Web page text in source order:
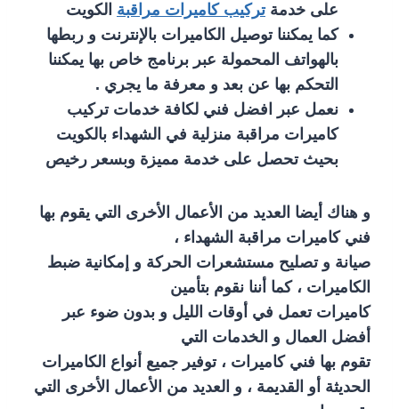
على خدمةتركيب كاميرات مراقبة الكويت
كما يمكننا توصيل الكاميرات بالإنترنت و ربطها
بالهواتف المحمولة عبر برنامج خاص بها يمكننا
التحكم بها عن بعد و معرفة ما يجري .
نعمل عبر افضل فني لكافة خدمات تركيب
كاميرات مراقبة منزلية في الشهداء بالكويت
بحيث تحصل على خدمة مميزة وبسعر رخيص
و هناك أيضا العديد من الأعمال الأخرى التي يقوم بها
فني كاميرات مراقبة الشهداء ،
صيانة و تصليح مستشعرات الحركة و إمكانية ضبط
الكاميرات ، كما أننا نقوم بتأمين
كاميرات تعمل في أوقات الليل و بدون ضوء عبر
أفضل العمال و الخدمات التي
تقوم بها فني كاميرات ، توفير جميع أنواع الكاميرات
الحديثة أو القديمة ، و العديد من الأعمال الأخرى التي